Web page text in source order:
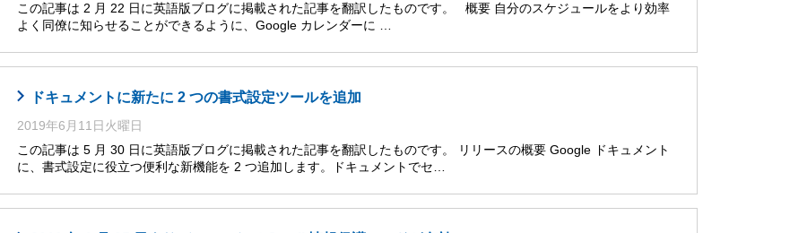
この記事は 2 月 22 日に英語版ブログに掲載された記事を翻訳したものです。 概要 自分のスケジュールをより効率
よく同僚に知らせることができるように、Google カレンダーに …
ドキュメントに新たに 2 つの書式設定ツールを追加
2019年6月11日火曜日
この記事は 5 月 30 日に英語版ブログに掲載された記事を翻訳したものです。 リリースの概要 Google ドキュメント
に、書式設定に役立つ便利な新機能を 2 つ追加します。ドキュメントでセ…